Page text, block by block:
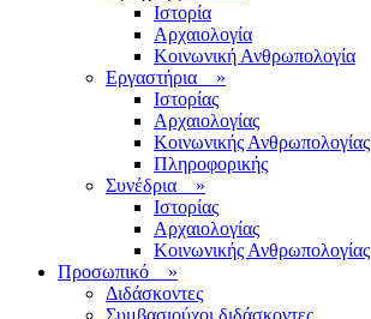
Ιστορία
Αρχαιολογία
Κοινωνική Ανθρωπολογία
Εργαστήρια »
Ιστορίας
Αρχαιολογίας
Κοινωνικής Ανθρωπολογίας
Πληροφορικής
Συνέδρια »
Ιστορίας
Αρχαιολογίας
Κοινωνικής Ανθρωπολογίας
Προσωπικό »
Διδάσκοντες
Συμβασιούχοι διδάσκοντες